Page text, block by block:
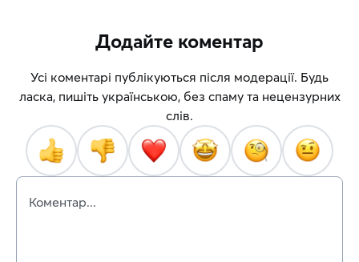
Додайте коментар
Усі коментарі публікуються після модерації. Будь
ласка, пишіть українською, без спаму та нецензурних
слів.
Коментар...